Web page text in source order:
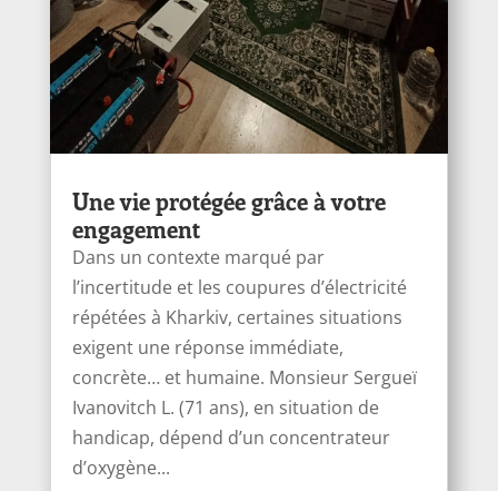
Une vie protégée grâce à votre
engagement
Dans un contexte marqué par
l’incertitude et les coupures d’électricité
répétées à Kharkiv, certaines situations
exigent une réponse immédiate,
concrète… et humaine. Monsieur Sergueï
Ivanоvitch L. (71 ans), en situation de
handicap, dépend d’un concentrateur
d’oxygène...